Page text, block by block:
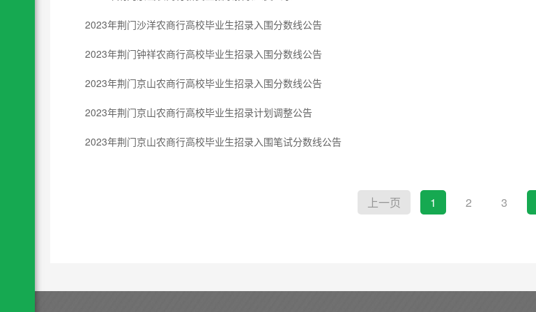
2023年荆门沙洋农商行高校毕业生招录入围分数线公告
2023年荆门钟祥农商行高校毕业生招录入围分数线公告
2023年荆门京山农商行高校毕业生招录入围分数线公告
2023年荆门京山农商行高校毕业生招录计划调整公告
2023年荆门京山农商行高校毕业生招录入围笔试分数线公告
上一页 1 2 3